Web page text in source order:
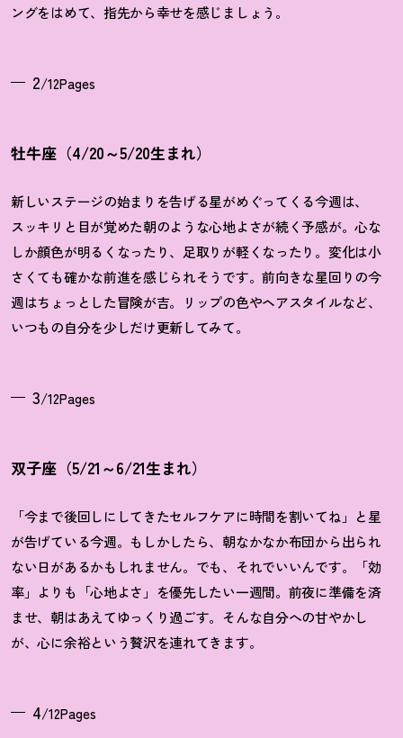
ングをはめて、指先から幸せを感じましょう。
2/12Pages
牡牛座（4/20～5/20生まれ）
新しいステージの始まりを告げる星がめぐってくる今週は、
スッキリと目が覚めた朝のような心地よさが続く予感が。心な
しか顔色が明るくなったり、足取りが軽くなったり。変化は小
さくても確かな前進を感じられそうです。前向きな星回りの今
週はちょっとした冒険が吉。リップの色やヘアスタイルなど、
いつもの自分を少しだけ更新してみて。
3/12Pages
双子座（5/21～6/21生まれ）
「今まで後回しにしてきたセルフケアに時間を割いてね」と星
が告げている今週。もしかしたら、朝なかなか布団から出られ
ない日があるかもしれません。でも、それでいいんです。「効
率」よりも「心地よさ」を優先したい一週間。前夜に準備を済
ませ、朝はあえてゆっくり過ごす。そんな自分への甘やかし
が、心に余裕という贅沢を連れてきます。
4/12Pages